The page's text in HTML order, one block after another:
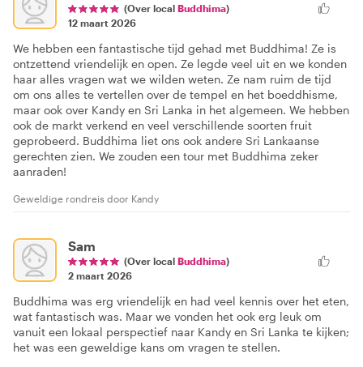
(Over local Buddhima)
12 maart 2026
We hebben een fantastische tijd gehad met Buddhima! Ze is
ontzettend vriendelijk en open. Ze legde veel uit en we konden
haar alles vragen wat we wilden weten. Ze nam ruim de tijd
om ons alles te vertellen over de tempel en het boeddhisme,
maar ook over Kandy en Sri Lanka in het algemeen. We hebben
ook de markt verkend en veel verschillende soorten fruit
geprobeerd. Buddhima liet ons ook andere Sri Lankaanse
gerechten zien. We zouden een tour met Buddhima zeker
aanraden!
Geweldige rondreis door Kandy
Sam
(Over local Buddhima)
2 maart 2026
Buddhima was erg vriendelijk en had veel kennis over het eten,
wat fantastisch was. Maar we vonden het ook erg leuk om
vanuit een lokaal perspectief naar Kandy en Sri Lanka te kijken;
het was een geweldige kans om vragen te stellen.